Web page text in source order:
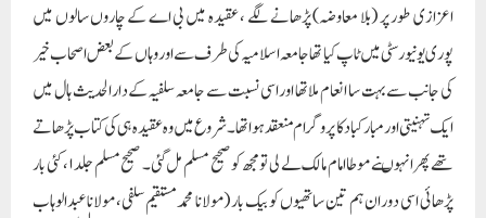
اعزازی طور پر (بلا معاوضہ) پڑھانے لگے ، عقیدہ میں بی اے کے چاروں سالوں میں
پوری یونیورسٹی میں ٹاپ کیا تھا جامعہ اسلامیہ کی طرف سے اور وہاں کے بعض اصحاب خیر
کی جانب سے بہت سا انعام ملاتھا اور اسی نسبت سے جامعہ سلفیہ کے دارالحدیث ہال میں
ایک تہنیتی اور مبارکباد کا پروگرام منعقد ہوا تھا۔ شروع میں وہ عقیدہ ہی کی کتاب پڑھاتے
تھے پھر انہوںنے موطا امام مالک لے لی تو مجھ کو صحیح مسلم مل گئی۔ صحیح مسلم جلد۱، کئی بار
پڑھائی اسی دوران ہم تین ساتھیوں کو بیک بار (مولانا محمدمستقیم سلفی، مولانا عبدالوہاب